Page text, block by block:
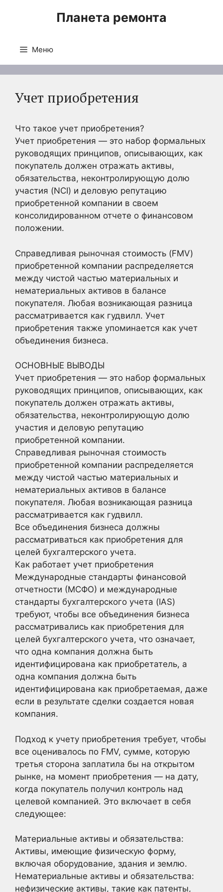
Планета ремонта
Меню
Учет приобретения
Что такое учет приобретения?
Учет приобретения — это набор формальных
руководящих принципов, описывающих, как
покупатель должен отражать активы,
обязательства, неконтролирующую долю
участия (NCI) и деловую репутацию
приобретенной компании в своем
консолидированном отчете о финансовом
положении.
Справедливая рыночная стоимость (FMV)
приобретенной компании распределяется
между чистой частью материальных и
нематериальных активов в балансе
покупателя. Любая возникающая разница
рассматривается как гудвилл. Учет
приобретения также упоминается как учет
объединения бизнеса.
ОСНОВНЫЕ ВЫВОДЫ
Учет приобретения — это набор формальных
руководящих принципов, описывающих, как
покупатель должен отражать активы,
обязательства, неконтролирующую долю
участия и деловую репутацию
приобретенной компании.
Справедливая рыночная стоимость
приобретенной компании распределяется
между чистой частью материальных и
нематериальных активов в балансе
покупателя. Любая возникающая разница
рассматривается как гудвилл.
Все объединения бизнеса должны
рассматриваться как приобретения для
целей бухгалтерского учета.
Как работает учет приобретения
Международные стандарты финансовой
отчетности (МСФО) и международные
стандарты бухгалтерского учета (IAS)
требуют, чтобы все объединения бизнеса
рассматривались как приобретения для
целей бухгалтерского учета, что означает,
что одна компания должна быть
идентифицирована как приобретатель, а
одна компания должна быть
идентифицирована как приобретаемая, даже
если в результате сделки создается новая
компания.
Подход к учету приобретения требует, чтобы
все оценивалось по FMV, сумме, которую
третья сторона заплатила бы на открытом
рынке, на момент приобретения — на дату,
когда покупатель получил контроль над
целевой компанией. Это включает в себя
следующее:
Материальные активы и обязательства:
Активы, имеющие физическую форму,
включая оборудование, здания и землю.
Нематериальные активы и обязательства:
нефизические активы, такие как патенты,